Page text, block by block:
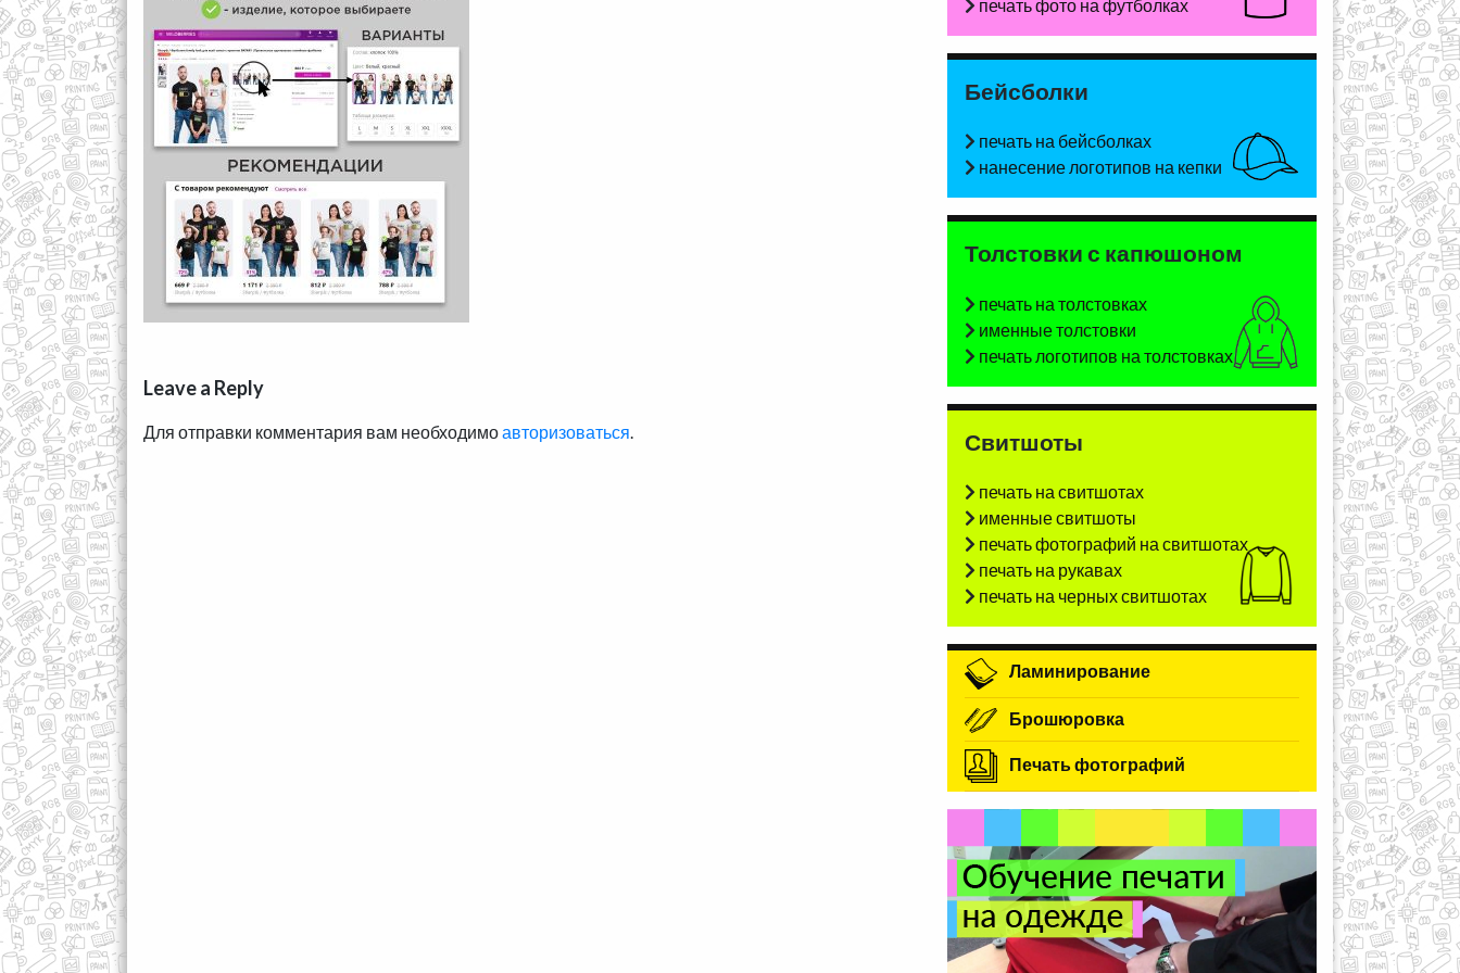
Leave a Reply
Для отправки комментария вам необходимоавторизоваться
печать фото на футболках
Бейсболки
печать на бейсболках
нанесение логотипов на кепки
Толстовки с капюшоном
печать на толстовках
именные толстовки
печать логотипов на толстовках
Свитшоты
печать на свитшотах
именные свитшоты
печать фотографий на свитшотах
печать на рукавах
печать на черных свитшотах
Ламинирование
Брошюровка
Печать фотографий